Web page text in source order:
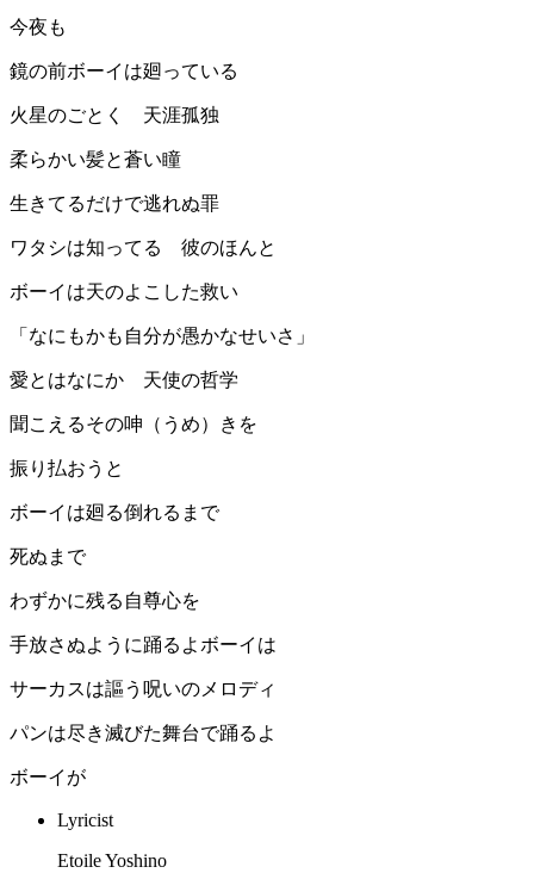
今夜も
鏡の前ボーイは廻っている
火星のごとく 天涯孤独
柔らかい髪と蒼い瞳
生きてるだけで逃れぬ罪
ワタシは知ってる 彼のほんと
ボーイは天のよこした救い
「なにもかも自分が愚かなせいさ」
愛とはなにか 天使の哲学
聞こえるその呻（うめ）きを
振り払おうと
ボーイは廻る倒れるまで
死ぬまで
わずかに残る自尊心を
手放さぬように踊るよボーイは
サーカスは謳う呪いのメロディ
パンは尽き滅びた舞台で踊るよ
ボーイが
Lyricist
Etoile Yoshino